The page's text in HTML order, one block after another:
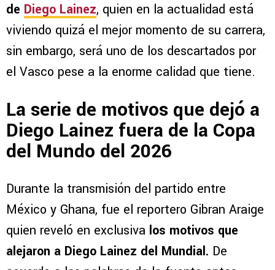
de Diego Lainez, quien en la actualidad está
viviendo quizá el mejor momento de su carrera,
sin embargo, será uno de los descartados por
el Vasco pese a la enorme calidad que tiene.
La serie de motivos que dejó a
Diego Lainez fuera de la Copa
del Mundo del 2026
Durante la transmisión del partido entre
México y Ghana, fue el reportero Gibran Araige
quien reveló en exclusiva los motivos que
alejaron a Diego Lainez del Mundial. De